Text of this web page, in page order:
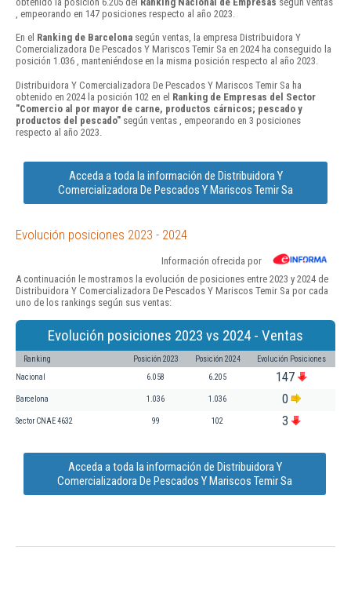
, empeorando en 147 posiciones respecto al año 2023.
En el Ranking de Barcelona según ventas, la empresa Distribuidora Y
Comercializadora De Pescados Y Mariscos Temir Sa en 2024 ha conseguido la
posición 1.036 , manteniéndose en la misma posición respecto al año 2023.
Distribuidora Y Comercializadora De Pescados Y Mariscos Temir Sa ha
obtenido en 2024 la posición 102 en el Ranking de Empresas del Sector
"Comercio al por mayor de carne, productos cárnicos; pescado y
productos del pescado" según ventas , empeorando en 3 posiciones
respecto al año 2023.
Acceda a toda la información de Distribuidora Y
Comercializadora De Pescados Y Mariscos Temir Sa
Evolución posiciones 2023 - 2024
Información ofrecida por
A continuación le mostramos la evolución de posiciones entre 2023 y 2024 de
Distribuidora Y Comercializadora De Pescados Y Mariscos Temir Sa por cada
uno de los rankings según sus ventas:
Evolución posiciones 2023 vs 2024 - Ventas
Ranking Posición 2023 Posición 2024 Evolución Posiciones
Nacional 6.058 6.205 147
Barcelona 1.036 1.036 0
Sector CNAE 4632 99 102 3
Acceda a toda la información de Distribuidora Y
Comercializadora De Pescados Y Mariscos Temir Sa